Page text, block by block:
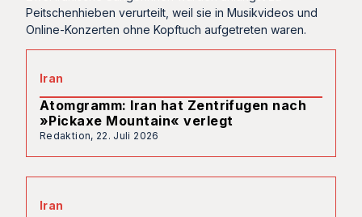
Peitschenhieben verurteilt, weil sie in Musikvideos und
Online-Konzerten ohne Kopftuch aufgetreten waren.
Iran
Atomgramm: Iran hat Zentrifugen nach
»Pickaxe Mountain« verlegt
Redaktion, 22. Juli 2026
Iran